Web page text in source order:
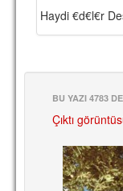
MİSYON
İRTİBAT
SİTE
REKLAM
Haydi €d€l€r
BU YAZI 4783
Çıktı